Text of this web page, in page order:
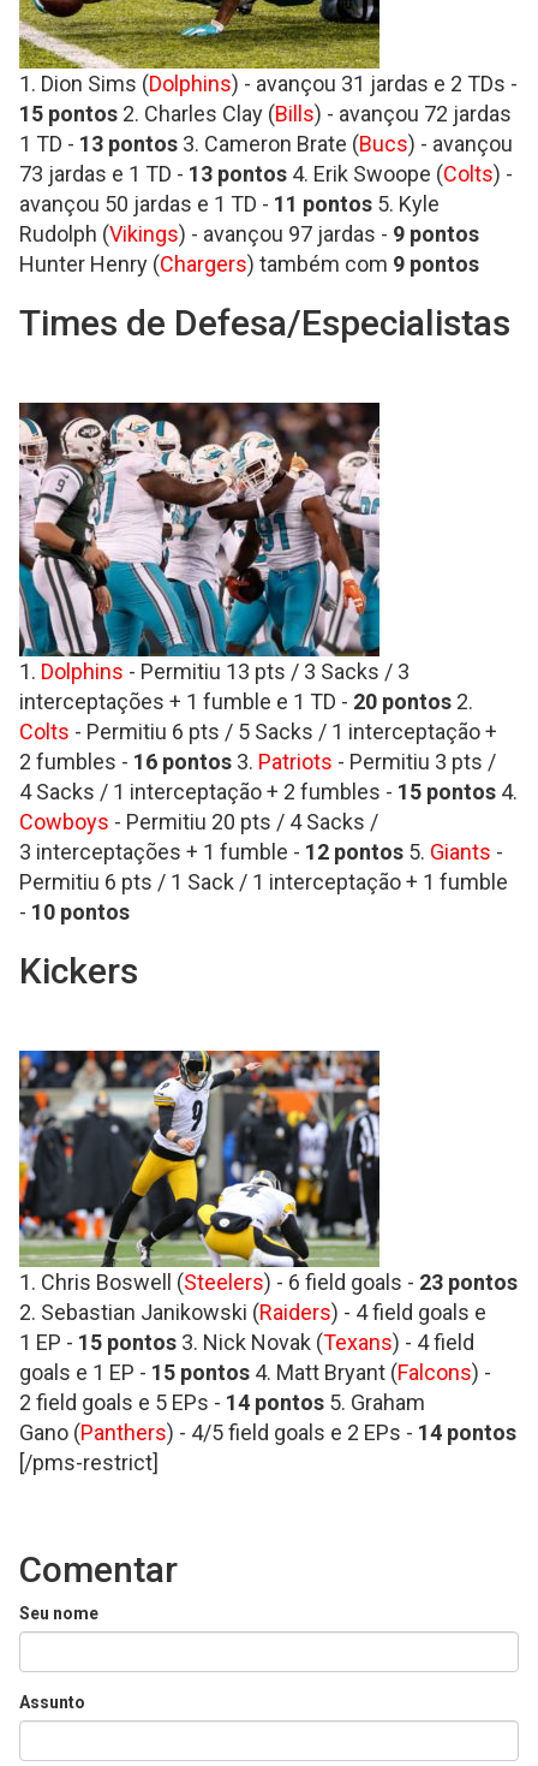
1. Dion Sims (Dolphins) - avançou 31 jardas e 2 TDs -
15 pontos 2. Charles Clay (Bills) - avançou 72 jardas
1 TD - 13 pontos 3. Cameron Brate (Bucs) - avançou
73 jardas e 1 TD - 13 pontos 4. Erik Swoope (Colts) -
avançou 50 jardas e 1 TD - 11 pontos 5. Kyle
Rudolph (Vikings) - avançou 97 jardas - 9 pontos
Hunter Henry (Chargers) também com 9 pontos
Times de Defesa/Especialistas
1. Dolphins - Permitiu 13 pts / 3 Sacks / 3
interceptações + 1 fumble e 1 TD - 20 pontos 2.
Colts - Permitiu 6 pts / 5 Sacks / 1 interceptação +
2 fumbles - 16 pontos 3. Patriots - Permitiu 3 pts /
4 Sacks / 1 interceptação + 2 fumbles - 15 pontos 4.
Cowboys - Permitiu 20 pts / 4 Sacks /
3 interceptações + 1 fumble - 12 pontos 5. Giants -
Permitiu 6 pts / 1 Sack / 1 interceptação + 1 fumble
- 10 pontos
Kickers
1. Chris Boswell (Steelers) - 6 field goals - 23 pontos
2. Sebastian Janikowski (Raiders) - 4 field goals e
1 EP - 15 pontos 3. Nick Novak (Texans) - 4 field
goals e 1 EP - 15 pontos 4. Matt Bryant (Falcons) -
2 field goals e 5 EPs - 14 pontos 5. Graham
Gano (Panthers) - 4/5 field goals e 2 EPs - 14 pontos
[/pms-restrict]
Comentar
Seu nome
Assunto